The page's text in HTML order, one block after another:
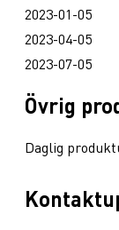
2023-01-05
2023-04-05
2023-07-05
Övrig
Daglig